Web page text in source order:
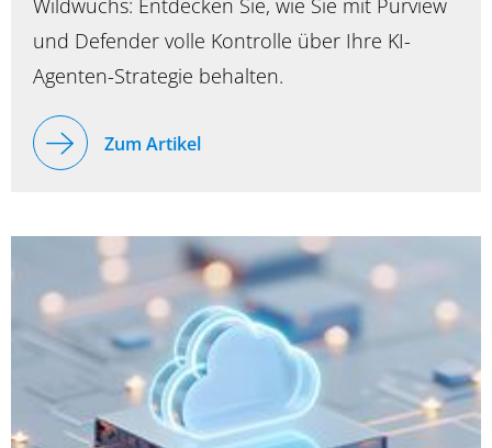
Wildwuchs: Entdecken Sie, wie Sie mit Purview
und Defender volle Kontrolle über Ihre KI-
Agenten-Strategie behalten.
Zum Artikel